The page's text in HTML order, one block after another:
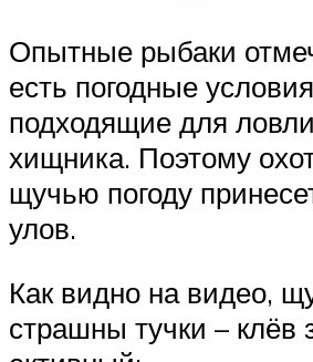
Опытные рыбаки
есть погодные
подходящие для ловли
хищника. Поэтому
щучью погоду
улов.
Как видно на видео,
страшны тучки – клёв